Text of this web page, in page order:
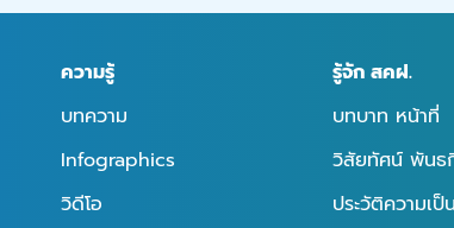
ความรู้
บทความ
Infographics
วิดีโอ
รู้จัก สคฝ.
บทบาท หน้าที่
วิสัยทัศน์ พันธ
ประวัติความเป็